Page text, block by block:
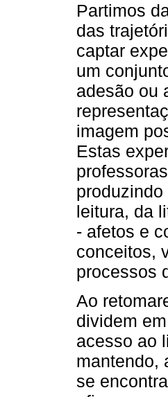
Partimos
das
captar
um
adesão ou
imagem
Estas
leitura, da
- afetos e
conceitos,
processos
Ao
dividem
acesso ao
mantendo,
se